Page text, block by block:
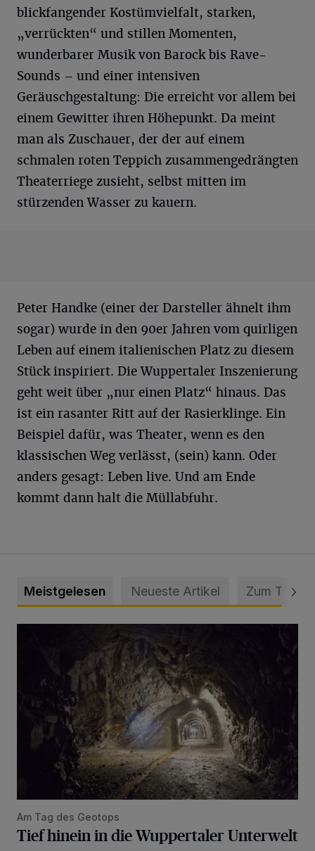
blickfangender Kostümvielfalt, starken,
„verrückten“ und stillen Momenten,
wunderbarer Musik von Barock bis Rave-
Sounds – und einer intensiven
Geräuschgestaltung: Die erreicht vor allem bei
einem Gewitter ihren Höhepunkt. Da meint
man als Zuschauer, der der auf einem
schmalen roten Teppich zusammengedrängten
Theaterriege zusieht, selbst mitten im
stürzenden Wasser zu kauern.
Peter Handke (einer der Darsteller ähnelt ihm
sogar) wurde in den 90er Jahren vom quirligen
Leben auf einem italienischen Platz zu diesem
Stück inspiriert. Die Wuppertaler Inszenierung
geht weit über „nur einen Platz“ hinaus. Das
ist ein rasanter Ritt auf der Rasierklinge. Ein
Beispiel dafür, was Theater, wenn es den
klassischen Weg verlässt, (sein) kann. Oder
anders gesagt: Leben live. Und am Ende
kommt dann halt die Müllabfuhr.
Meistgelesen Neueste Artikel Zum Thema
Am Tag des Geotops
Tief hinein in die Wuppertaler Unterwelt